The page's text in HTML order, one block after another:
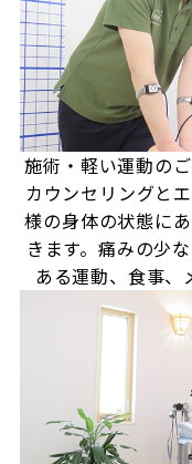
施術・軽い運動の
カウンセリングと
様の身体の状態に
きます。痛みの少
ある運動、食事、